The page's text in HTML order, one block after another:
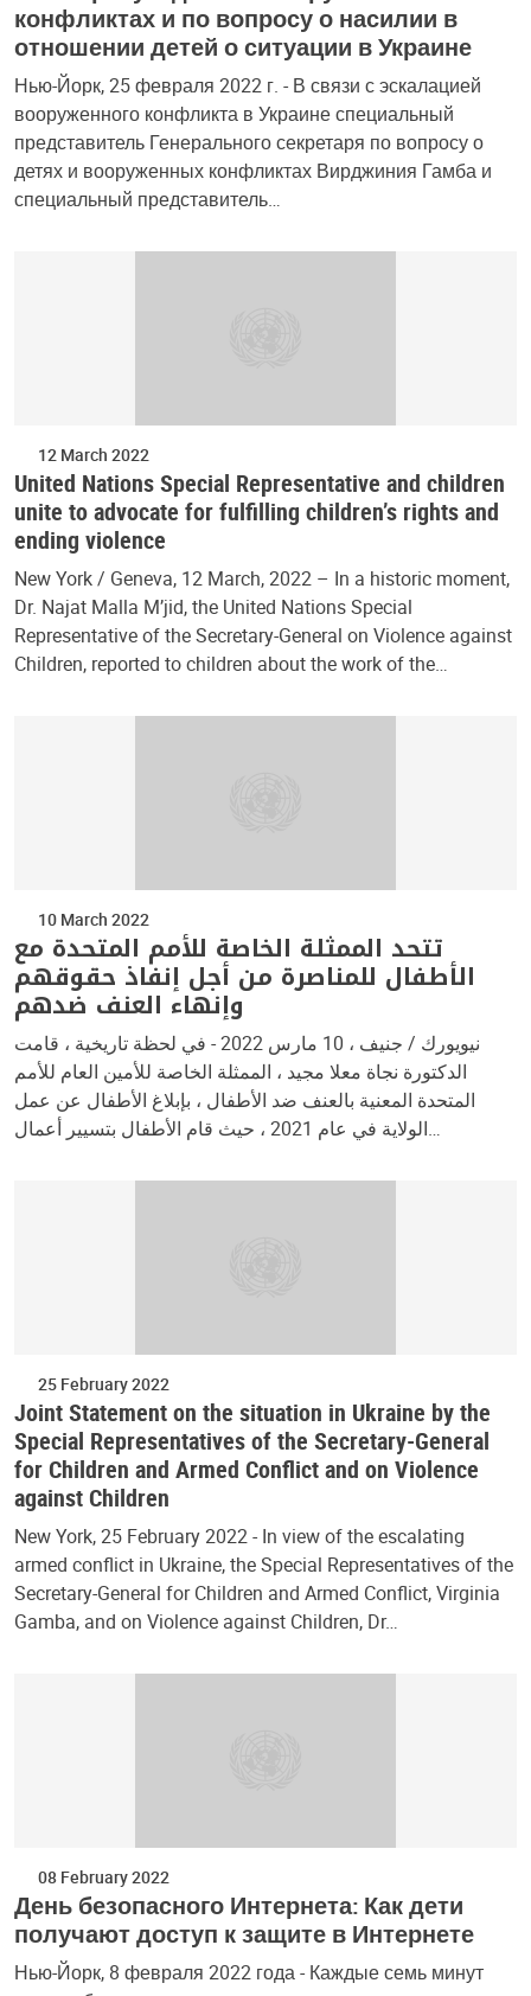
конфликтах и по вопросу о насилии в
отношении детей о ситуации в Украине
Нью-Йорк, 25 февраля 2022 г. - В связи с эскалацией
вооруженного конфликта в Украине специальный
представитель Генерального секретаря по вопросу о
детях и вооруженных конфликтах Вирджиния Гамба и
специальный представитель…
12 March 2022
United Nations Special Representative and children
unite to advocate for fulfilling children’s rights and
ending violence
New York / Geneva, 12 March, 2022 – In a historic moment,
Dr. Najat Malla M’jid, the United Nations Special
Representative of the Secretary-General on Violence against
Children, reported to children about the work of the…
10 March 2022
تتحد الممثلة الخاصة للأمم المتحدة مع
الأطفال للمناصرة من أجل إنفاذ حقوقهم
وإنهاء العنف ضدهم
نيويورك / جنيف ، 10 مارس 2022 - في لحظة تاريخية ، قامت
الدكتورة نجاة معلا مجيد ، الممثلة الخاصة للأمين العام للأمم
المتحدة المعنية بالعنف ضد الأطفال ، بإبلاغ الأطفال عن عمل
الولاية في عام 2021 ، حيث قام الأطفال بتسيير أعمال…
25 February 2022
Joint Statement on the situation in Ukraine by the
Special Representatives of the Secretary-General
for Children and Armed Conflict and on Violence
against Children
New York, 25 February 2022 - In view of the escalating
armed conflict in Ukraine, the Special Representatives of the
Secretary-General for Children and Armed Conflict, Virginia
Gamba, and on Violence against Children, Dr…
08 February 2022
День безопасного Интернета: Как дети
получают доступ к защите в Интернете
Нью-Йорк, 8 февраля 2022 года - Каждые семь минут